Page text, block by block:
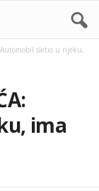
Automobil sletio u rijeku,
ima